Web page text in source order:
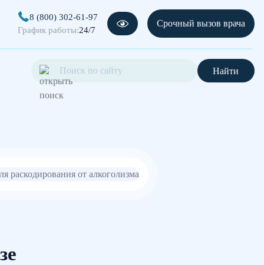
8 (800) 302-61-97
График работы:24/7
Срочный вызов врача
Найти